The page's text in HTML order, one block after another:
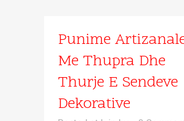
Punime
Me Thupra Dhe
Thurje E Sendeve
Dekorative